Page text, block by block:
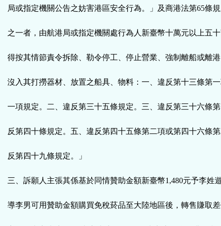
局或指定機關公告之妨害港區安全行為。」及商港法第65條
之一者，由航港局或指定機關處行為人新臺幣十萬元以上五
得按其情節責令拆除、勒令停工、停止營業、強制離船或離
沒入其打撈器材、放置之船具、物料：一、違反第十三條第
一項規定。二、違反第三十五條規定。三、違反第三十六條
反第四十條規定。五、違反第四十五條第二項或第四十六條
反第四十九條規定。」
三、訴願人主張其係基於同情贊助金額新臺幣1,480元予李姓
導李男可用贊助金額購買免稅菸品至大陸地區後，轉售賺取